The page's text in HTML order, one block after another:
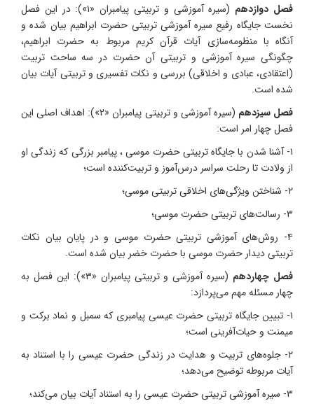
فصل دوازدهم
(سیره آموزشی و تربیتی پیامبران «۱»): در این فصل
نخست جایگاه رفیع سیره ‌آموزشی تربیتی حضرت ابراهیم بیان شده و
آنگاه با منظومه‌سازی آیات قرآن کریم مربوط به حضرت ابراهیم،
چگونگی سیره آموزشی و تربیتی آن حضرت در سه ساحت تربیت
(اعتقادی، عبادی و اخلاقی) بررسی و نکات تفسیری و تربیتی آیات بیان
شده است.
فصل سیزدهم
(سیره آموزشی و تربیتی پیامبران «۲»): اهداف اصلی این
فصل چهار امر است:
۱- آشنا شدن با جایگاه تربیتی حضرت موسی ، پیامبر بزرگی که زندگی او
از ولادت تا رحلت سراسر درس‌آموز و تربیت‌کننده است؛
۲- شناختن ویژگی‌های اخلاقی تربیتی موسی؛
۳- رسالت‌های تربیتی حضرت موسی؛
۴- روش‌های آموزشی تربیتی حضرت موسی و در پایان بیان نکات
تربیتی دیدار حضرت موسی با حضرت خضر بیان شده است.
فصل چهاردهم
(سیره آموزشی و تربیتی پیامبران «۳»): این فصل به
چهار مسئله مهم می‌پردازد:
۱- تبیین جایگاه تربیتی حضرت عیسی پیامبری که سمبل و نماد برکت و
میمنت و حیات‌آفرینی است؛
۲- جلوه‌های تربیت و هدایت در زندگی حضرت عیسی را با استناد به
آیات مربوطه توضیح می‌دهد؛
۳- سیره آموزشی تربیتی حضرت عیسی را به استناد آیات بیان می‌کند؛